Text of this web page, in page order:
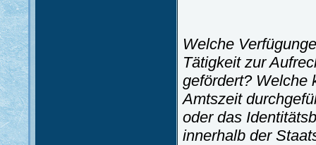
Welche
Tätigkeit zur
gefördert? Welche
Amtszeit
oder das
innerhalb der